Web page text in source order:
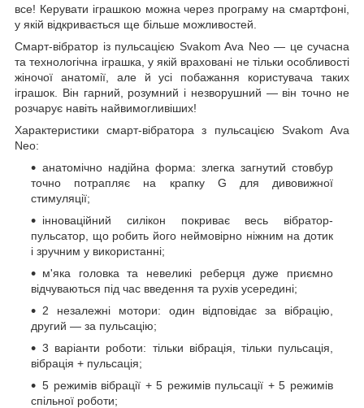
все! Керувати іграшкою можна через програму на смартфоні,
у якій відкривається ще більше можливостей.
Смарт-вібратор із пульсацією Svakom Ava Neo — це сучасна
та технологічна іграшка, у якій враховані не тільки особливості
жіночої анатомії, але й усі побажання користувача таких
іграшок. Він гарний, розумний і незворушний — він точно не
розчарує навіть найвимогливіших!
Характеристики смарт-вібратора з пульсацією Svakom Ava
Neo:
анатомічно надійна форма: злегка загнутий стовбур
точно потрапляє на крапку G для дивовижної
стимуляції;
інноваційний силікон покриває весь вібратор-
пульсатор, що робить його неймовірно ніжним на дотик
і зручним у використанні;
м'яка головка та невеликі реберця дуже приємно
відчуваються під час введення та рухів усередині;
2 незалежні мотори: один відповідає за вібрацію,
другий — за пульсацію;
3 варіанти роботи: тільки вібрація, тільки пульсація,
вібрація + пульсація;
5 режимів вібрації + 5 режимів пульсації + 5 режимів
спільної роботи;